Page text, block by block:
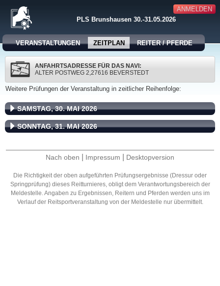
ANMELDEN
PLS Brunshausen 30.-31.05.2026
VERANSTALTUNGEN ZEITPLAN REITER / PFERDE
ANFAHRTSADRESSE FÜR DAS NAVI:
ALTER POSTWEG 2,27616 BEVERSTEDT
Weitere Prüfungen der Veranstaltung in zeitlicher Reihenfolge:
SAMSTAG, 30. MAI 2026
SONNTAG, 31. MAI 2026
Nach oben Impressum Desktopversion
Die Richtigkeit der oben aufgeführten Prüfungsergebnisse (Dressur oder
Springprüfung) dieses Reitturnieres, obligt dem Verantwortungsbereich der
Meldestelle. Angaben zu Ergebnissen, Reitern und Pferden werden uns im
Verlauf der Reitsportveranstaltung von der Meldestelle nur übermittelt.